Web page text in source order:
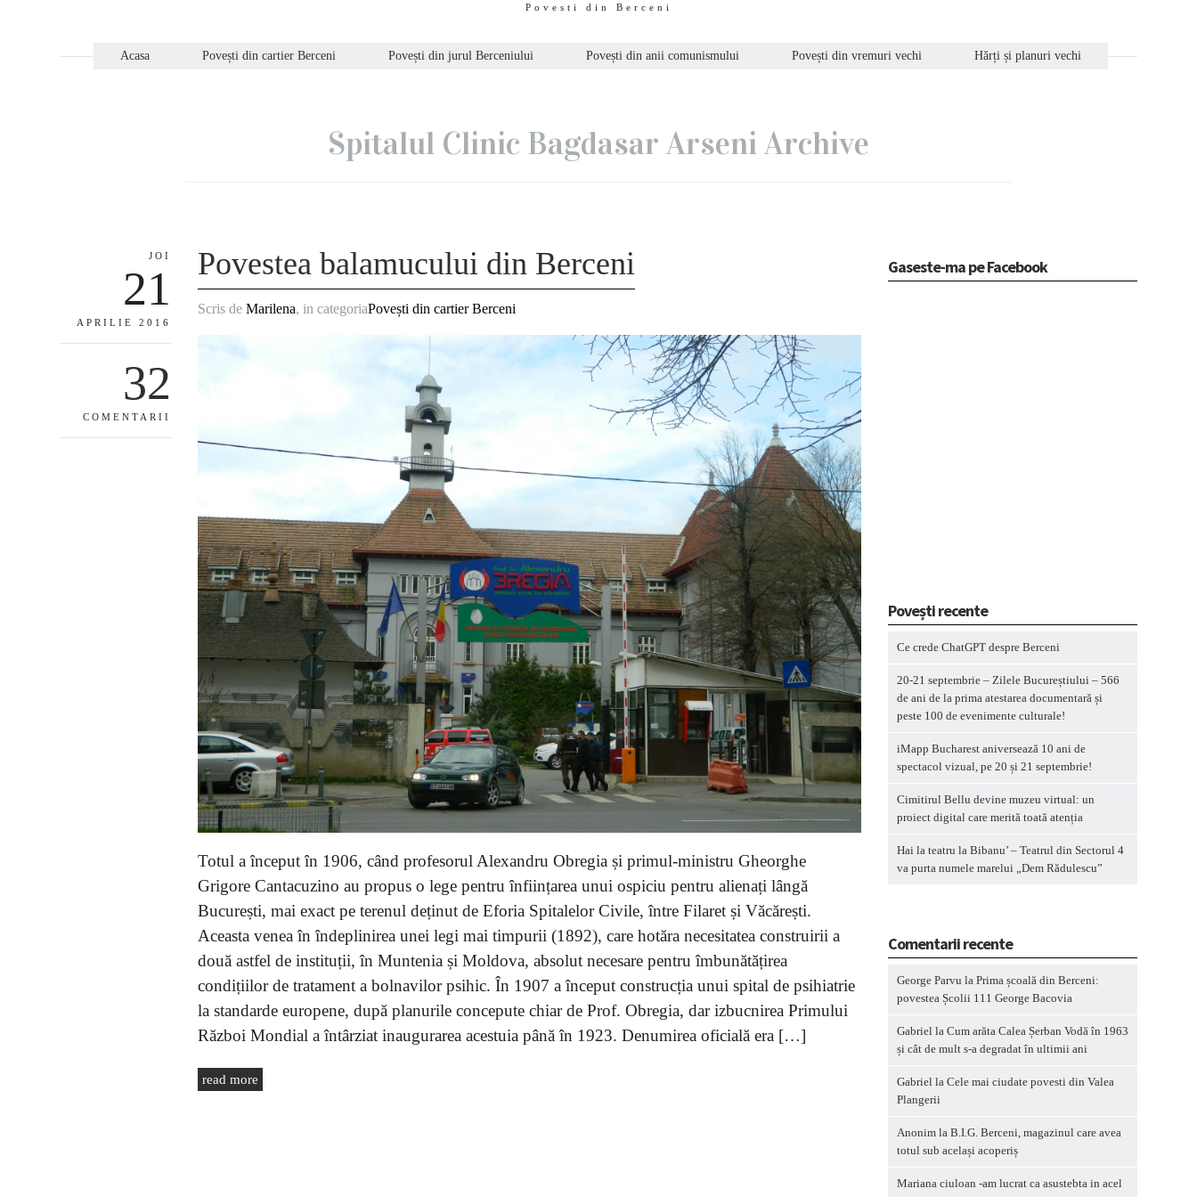
Povesti din Berceni
Acasa Povești din cartier Berceni Povești din jurul Berceniului Povești din anii comunismului Povești din vremuri vechi Hărți și planuri vechi
Spitalul Clinic Bagdasar Arseni Archive
JOI
21
APRILIE 2016
32
COMENTARII
Povestea balamucului din Berceni
Scris deMarilena, in categoriaPovești din cartier Berceni
Totul a început în 1906, când profesorul Alexandru Obregia și primul-ministru Gheorghe
Grigore Cantacuzino au propus o lege pentru înființarea unui ospiciu pentru alienați lângă
București, mai exact pe terenul deținut de Eforia Spitalelor Civile, între Filaret și Văcărești.
Aceasta venea în îndeplinirea unei legi mai timpurii (1892), care hotăra necesitatea construirii a
două astfel de instituții, în Muntenia și Moldova, absolut necesare pentru îmbunătățirea
condițiilor de tratament a bolnavilor psihic. În 1907 a început construcția unui spital de psihiatrie
la standarde europene, după planurile concepute chiar de Prof. Obregia, dar izbucnirea Primului
Război Mondial a întârziat inaugurarea acestuia până în 1923. Denumirea oficială era […]
read more
Gaseste-ma pe Facebook
Povești recente
Ce crede ChatGPT despre Berceni
20-21 septembrie – Zilele Bucureștiului – 566
de ani de la prima atestarea documentară și
peste 100 de evenimente culturale!
iMapp Bucharest aniversează 10 ani de
spectacol vizual, pe 20 și 21 septembrie!
Cimitirul Bellu devine muzeu virtual: un
proiect digital care merită toată atenția
Hai la teatru la Bibanu’ – Teatrul din Sectorul 4
va purta numele marelui „Dem Rădulescu”
Comentarii recente
George Parvu la Prima școală din Berceni:
povestea Școlii 111 George Bacovia
Gabriel la Cum arăta Calea Șerban Vodă în 1963
și cât de mult s-a degradat în ultimii ani
Gabriel la Cele mai ciudate povesti din Valea
Plangerii
Anonim la B.I.G. Berceni, magazinul care avea
totul sub același acoperiș
Mariana ciuloan -am lucrat ca asustebta in acel